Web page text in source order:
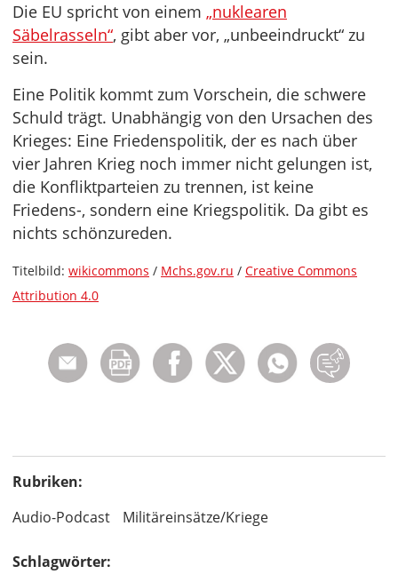
Die EU spricht von einem „nuklearen
Säbelrasseln“, gibt aber vor, „unbeeindruckt“ zu
sein.
Eine Politik kommt zum Vorschein, die schwere
Schuld trägt. Unabhängig von den Ursachen des
Krieges: Eine Friedenspolitik, der es nach über
vier Jahren Krieg noch immer nicht gelungen ist,
die Konfliktparteien zu trennen, ist keine
Friedens-, sondern eine Kriegspolitik. Da gibt es
nichts schönzureden.
Titelbild: wikicommons / Mchs.gov.ru / Creative Commons
Attribution 4.0
Rubriken:
Audio-Podcast
Militäreinsätze/Kriege
Schlagwörter: